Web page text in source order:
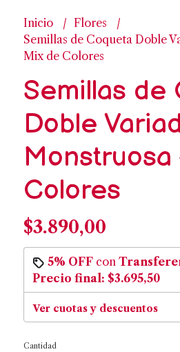
Inicio
Flores
Semillas de Coqueta Doble
Mix de Colores
Semillas de
Doble
Monstruosa
Colores
$3.890,00
5% OFFcon
Precio final: $3.695,50
Ver cuotas y descuentos
Cantidad